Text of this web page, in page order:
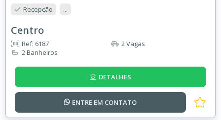
Recepção
...
Centro
Ref: 6187
2 Banheiros
2 Vagas
DETALHES
ENTRE EM CONTATO